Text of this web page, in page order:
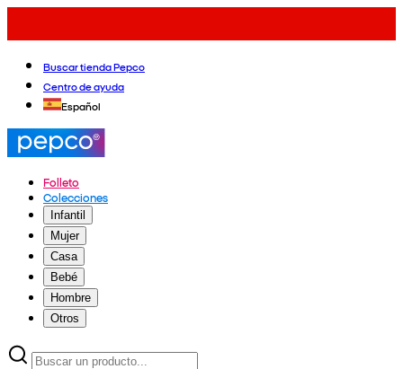
Buscar tienda Pepco
Centro de ayuda
Español
Folleto
Colecciones
Infantil
Mujer
Casa
Bebé
Hombre
Otros